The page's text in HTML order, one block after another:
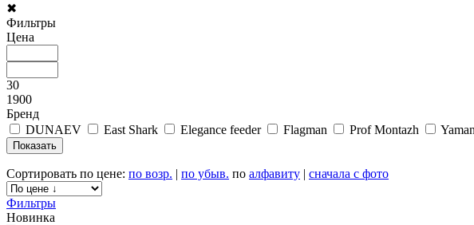
✖
Фильтры
Цена
30
1900
Бренд
DUNAEV
East Shark Elegance feeder Flagman Prof Montazh Yaman
Сортировать по цене: по возр. | по убыв. по алфавиту | сначала с фото
Фильтры
Новинка